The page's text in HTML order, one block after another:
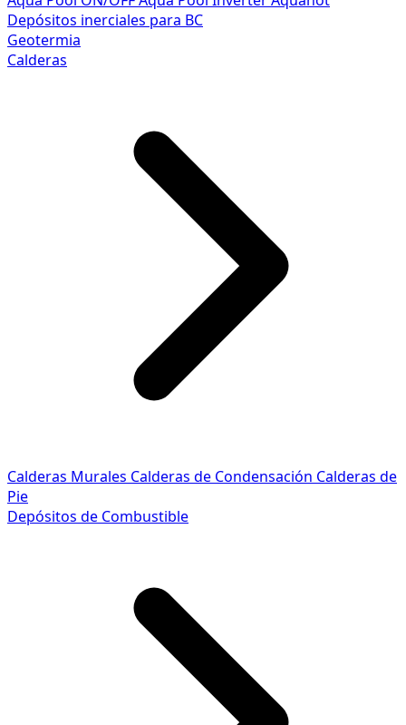
Depósitos inerciales para BC
Geotermia
Calderas
Calderas Murales Calderas de Condensación Calderas de
Pie
Depósitos de Combustible